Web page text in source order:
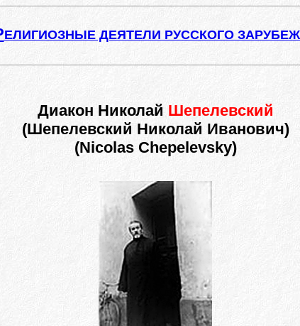
ЕЛИГИОЗНЫЕ ДЕЯТЕЛИ РУССКОГО
Диакон Николай Шепелевский
(Шепелевский Николай Иванович)
(Nicolas Chepelevsky)